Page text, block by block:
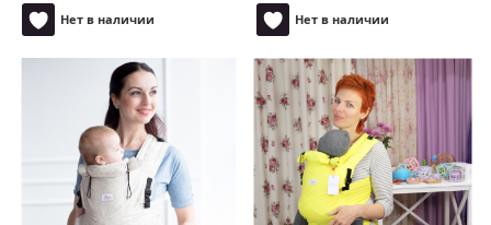
Нет в наличии Нет в наличии